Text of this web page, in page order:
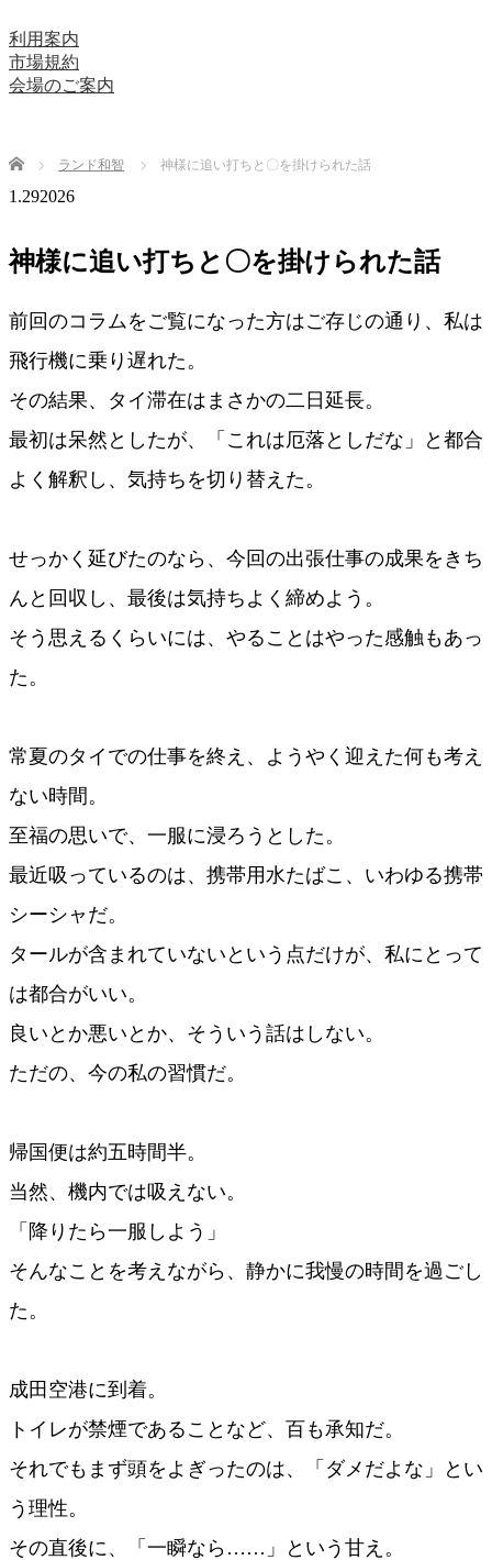
利用案内
市場規約
会場のご案内
Home ランド和智 神様に追い打ちと〇を掛けられた話
1.292026
神様に追い打ちと〇を掛けられた話
前回のコラムをご覧になった方はご存じの通り、私は
飛行機に乗り遅れた。
その結果、タイ滞在はまさかの二日延長。
最初は呆然としたが、「これは厄落としだな」と都合
よく解釈し、気持ちを切り替えた。
せっかく延びたのなら、今回の出張仕事の成果をきち
んと回収し、最後は気持ちよく締めよう。
そう思えるくらいには、やることはやった感触もあっ
た。
常夏のタイでの仕事を終え、ようやく迎えた何も考え
ない時間。
至福の思いで、一服に浸ろうとした。
最近吸っているのは、携帯用水たばこ、いわゆる携帯
シーシャだ。
タールが含まれていないという点だけが、私にとって
は都合がいい。
良いとか悪いとか、そういう話はしない。
ただの、今の私の習慣だ。
帰国便は約五時間半。
当然、機内では吸えない。
「降りたら一服しよう」
そんなことを考えながら、静かに我慢の時間を過ごし
た。
成田空港に到着。
トイレが禁煙であることなど、百も承知だ。
それでもまず頭をよぎったのは、「ダメだよな」とい
う理性。
その直後に、「一瞬なら……」という甘え。